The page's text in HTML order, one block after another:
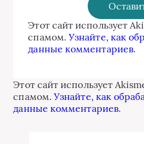
Этот сайт использует
спамом.Узнайте, как
данные комментариев.
Этот сайт использует
спамом.Узнайте, как
данные комментариев.